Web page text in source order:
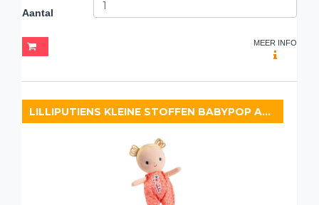
Aantal
MEER INFO
LILLIPUTIENS KLEINE STOFFEN BABYPOP ANAÏS